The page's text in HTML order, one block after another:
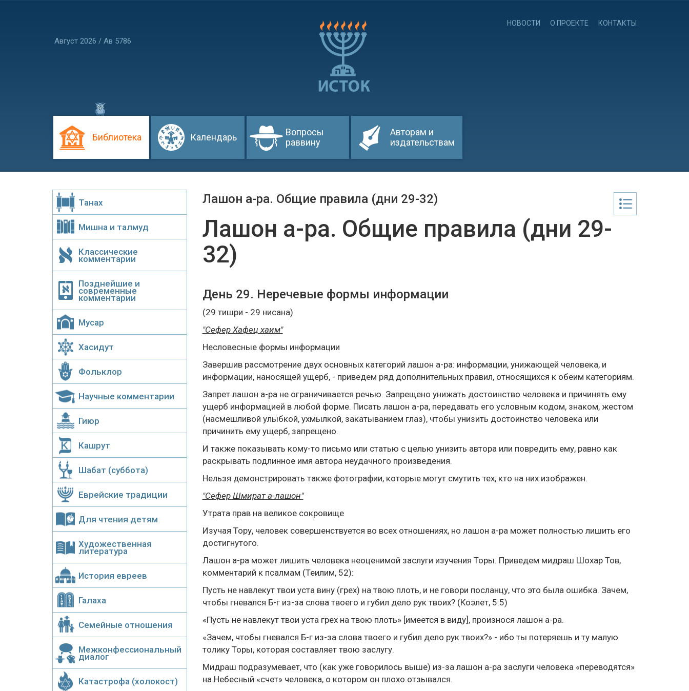
Август 2026 / Ав 5786
НОВОСТИ О ПРОЕКТЕ КОНТАКТЫ
Библиотека Календарь
Вопросы
раввину
Авторам и
издательствам
Лашон а-ра. Общие правила (дни 29-32)
Лашон а-ра. Общие правила (дни 29-
32)
День 29. Неречевые формы информации
(29 тишри - 29 нисана)
"Сефер Хафец хаим"
Несловесные формы информации
Завершив рассмотрение двух основных категорий лашон а-ра: информации, унижающей человека, и
информации, наносящей ущерб, - приведем ряд дополнительных правил, относящихся к обеим категориям.
Запрет лашон а-ра не ограничивается речью. Запрещено унижать достоинство человека и причинять ему
ущерб информацией в любой форме. Писать лашон а-ра, передавать его условным кодом, знаком, жестом
(насмешливой улыбкой, ухмылкой, закатыванием глаз), чтобы унизить достоинство человека или
причинить ему ущерб, запрещено.
И также показывать кому-то письмо или статью с целью унизить автора или повредить ему, равно как
раскрывать подлинное имя автора неудачного произведения.
Нельзя демонстрировать также фотографии, которые могут смутить тех, кто на них изображен.
"Сефер Шмират а-лашон"
Утрата прав на великое сокровище
Изучая Тору, человек совершенствуется во всех отношениях, но лашон а-ра может полностью лишить его
достигнутого.
Лашон а-ра может лишить человека неоценимой заслуги изучения Торы. Приведем мидраш Шохар Тов,
комментарий к псалмам (Теилим, 52):
Пусть не навлекут твои уста вину (грех) на твою плоть, и не говори посланцу, что это была ошибка. Зачем,
чтобы гневался Б-г из-за слова твоего и губил дело рук твоих? (Коэлет, 5:5)
«Пусть не навлекут твои уста грех на твою плоть» [имеется в виду], произнося лашон а-ра.
«Зачем, чтобы гневался Б-г из-за слова твоего и губил дело рук твоих?» - ибо ты потеряешь и ту малую
толику Торы, которая составляет твою заслугу.
Мидраш подразумевает, что (как уже говорилось выше) из-за лашон а-ра заслуги человека «переводятся»
на Небесный «счет» человека, о котором он плохо отзывался.
Танах
Мишна и талмуд
Классические
комментарии
Позднейшие и
современные
комментарии
Мусар
Хасидут
Фольклор
Научные комментарии
Гиюр
Кашрут
Шабат (суббота)
Еврейские традиции
Для чтения детям
Художественная
литература
История евреев
Галаха
Семейные отношения
Межконфессиональный
диалог
Катастрофа (холокост)